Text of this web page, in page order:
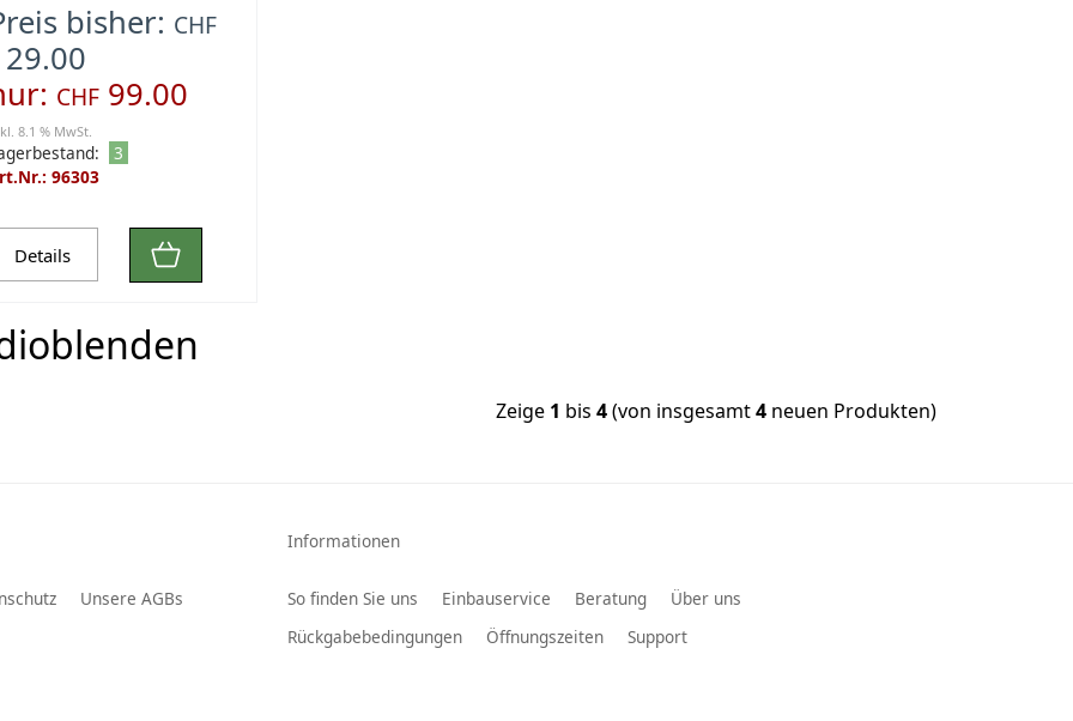
bisher: CHF
CHF 99.00
8.1 % MwSt.
3
96303
Details
Zeige 1 bis 4(von insgesamt4 neuen Produkten)
Unsere AGBs
Informationen
So finden Sie uns Einbauservice Beratung
Über uns
Rückgabebedingungen
Öffnungszeiten Support